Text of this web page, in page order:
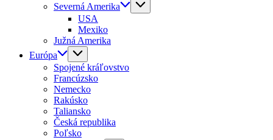
Severná Amerika
USA
Mexiko
Južná Amerika
Európa
Spojené kráľovstvo
Francúzsko
Nemecko
Rakúsko
Taliansko
Česká republika
Poľsko